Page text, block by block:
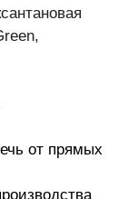
от прямых